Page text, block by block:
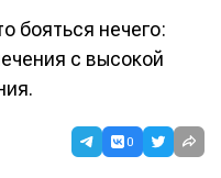
бояться нечего:
с высокой
0